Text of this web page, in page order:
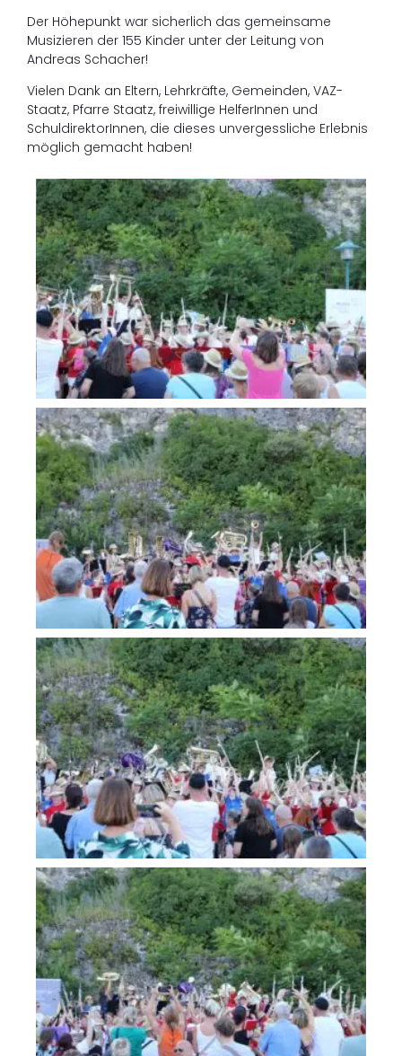
Der Höhepunkt war sicherlich das gemeinsame
Musizieren der 155 Kinder unter der Leitung von
Andreas Schacher!
Vielen Dank an Eltern, Lehrkräfte, Gemeinden, VAZ-
Staatz, Pfarre Staatz, freiwillige HelferInnen und
SchuldirektorInnen, die dieses unvergessliche Erlebnis
möglich gemacht haben!